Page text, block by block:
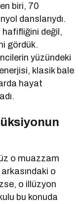
biri, 70
danslarıydı.
hafifliğini değil,
gördük.
yüzündeki
klasik bale
hayat
o muazzam
o
o illüzyon
bu konuda